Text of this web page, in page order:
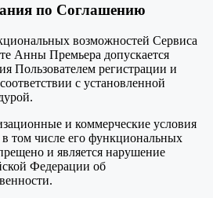
по Соглашению
возможностей Сервиса
Анны Премьера допускается
Пользователем регистрации и
с установленной
и коммерческие условия
том числе его функциональных
и является нарушение
Федерации об